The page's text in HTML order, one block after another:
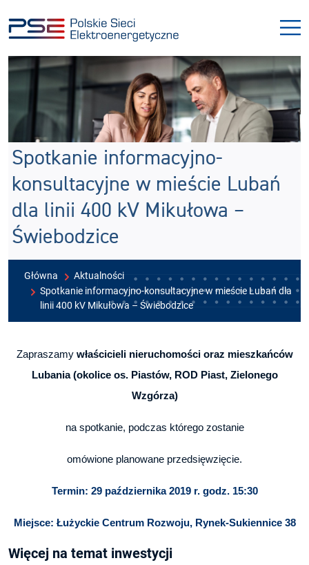
do
menu
do
treści
Spotkanie informacyjno-
konsultacyjne w mieście Lubań
dla linii 400 kV Mikułowa –
Świebodzice
Główna
Aktualności
Spotkanie informacyjno-konsultacyjne w mieście Lubań dla
linii 400 kV Mikułowa – Świebodzice
Zapraszamy właścicieli nieruchomości oraz mieszkańców
Lubania (okolice os. Piastów, ROD Piast, Zielonego
Wzgórza)
na spotkanie, podczas którego zostanie
omówione planowane przedsięwzięcie.
Termin: 29 października 2019 r. godz. 15:30
Miejsce: Łużyckie Centrum Rozwoju, Rynek-Sukiennice 38
Więcej na temat inwestycji